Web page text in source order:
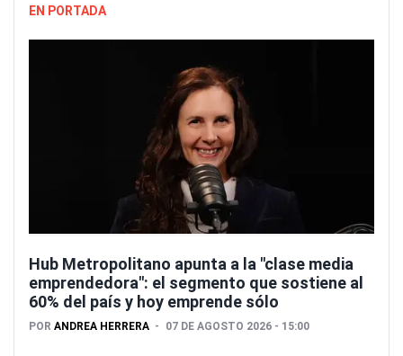
EN PORTADA
Hub Metropolitano apunta a la "clase media
emprendedora": el segmento que sostiene al
60% del país y hoy emprende sólo
POR ANDREA HERRERA 07 DE AGOSTO 2026 - 15:00